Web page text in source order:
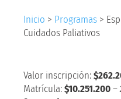
Inicio > Programas >
Cuidados Paliativos
Valor inscripción:
Matrícula:$10.251.200–